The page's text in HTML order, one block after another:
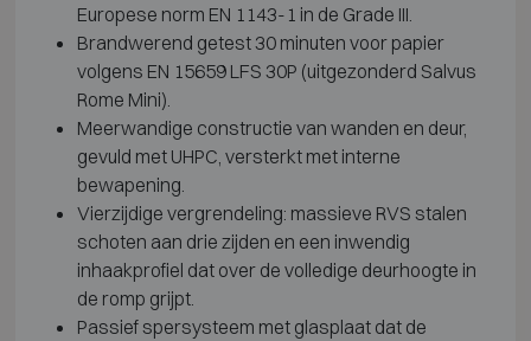
Europese norm EN 1143-1 in de Grade III.
Brandwerend getest 30 minuten voor papier
volgens EN 15659 LFS 30P (uitgezonderd Salvus
Rome Mini).
Meerwandige constructie van wanden en deur,
gevuld met UHPC, versterkt met interne
bewapening.
Vierzijdige vergrendeling: massieve RVS stalen
schoten aan drie zijden en een inwendig
inhaakprofiel dat over de volledige deurhoogte in
de romp grijpt.
Passief spersysteem met glasplaat dat de